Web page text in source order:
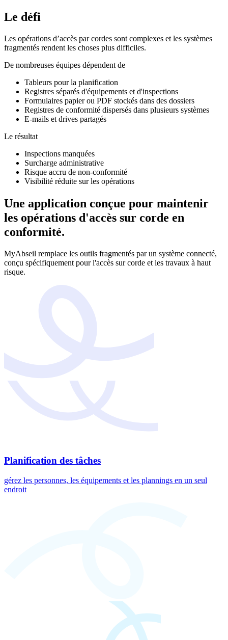
Le défi
Les opérations d’accès par cordes sont complexes et les systèmes
fragmentés rendent les choses plus difficiles.
De nombreuses équipes dépendent de
Tableurs pour la planification
Registres séparés d'équipements et d'inspections
Formulaires papier ou PDF stockés dans des dossiers
Registres de conformité dispersés dans plusieurs systèmes
E-mails et drives partagés
Le résultat
Inspections manquées
Surcharge administrative
Risque accru de non-conformité
Visibilité réduite sur les opérations
Une application conçue pour maintenir
les opérations d'accès sur corde en
conformité.
MyAbseil remplace les outils fragmentés par un système connecté,
conçu spécifiquement pour l'accès sur corde et les travaux à haut
risque.
Planification des tâches
gérez les personnes, les équipements et les plannings en un seul
endroit